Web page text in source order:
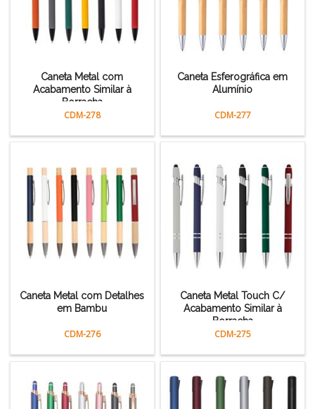
Caneta Metal com
Acabamento Similar à
Borracha
CDM-278
Caneta Esferográfica em
Alumínio
CDM-277
Caneta Metal com Detalhes
em Bambu
CDM-276
Caneta Metal Touch C/
Acabamento Similar à
Borracha
CDM-275